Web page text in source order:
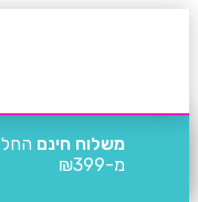
משלוח חינם החל
מ-₪399